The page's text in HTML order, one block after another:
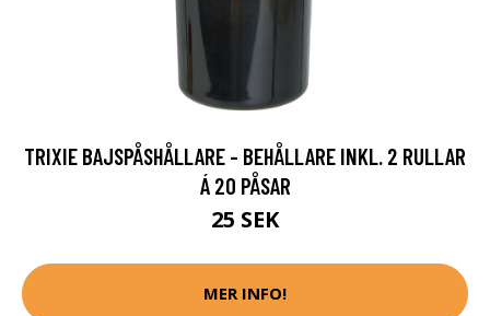
TRIXIE BAJSPÅSHÅLLARE - BEHÅLLARE INKL. 2 RULLAR
Á 20 PÅSAR
25 SEK
MER INFO!